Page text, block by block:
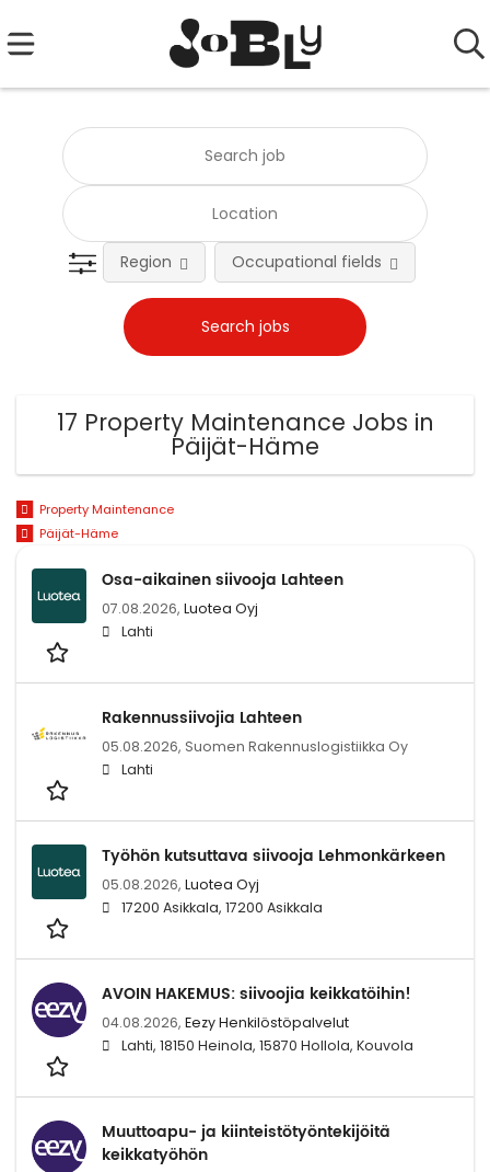
Region Occupational fields
17 Property Maintenance Jobs in
Päijät-Häme
Property Maintenance
Päijät-Häme
Osa-aikainen siivooja Lahteen
07.08.2026, Luotea Oyj
Lahti
Rakennussiivojia Lahteen
05.08.2026, Suomen Rakennuslogistiikka Oy
Lahti
Työhön kutsuttava siivooja Lehmonkärkeen
05.08.2026, Luotea Oyj
17200 Asikkala, 17200 Asikkala
AVOIN HAKEMUS: siivoojia keikkatöihin!
04.08.2026, Eezy Henkilöstöpalvelut
Lahti, 18150 Heinola, 15870 Hollola, Kouvola
Muuttoapu- ja kiinteistötyöntekijöitä
keikkatyöhön